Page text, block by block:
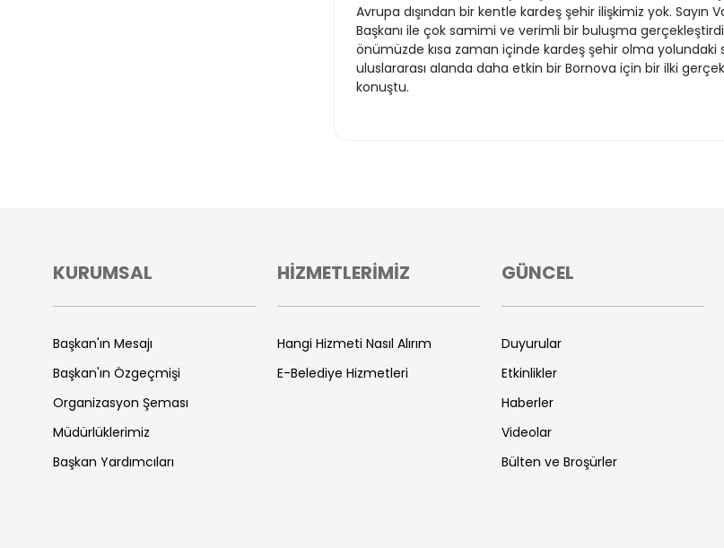
Avrupa dışından bir kentle kardeş şehir ilişkimiz yok. Sayın
Başkanı ile çok samimi ve verimli bir buluşma
önümüzde kısa zaman içinde kardeş şehir olma yolundaki
uluslararası alanda daha etkin bir Bornova için bir ilki
konuştu.
KURUMSAL
Başkan'ın Mesajı
Başkan'ın Özgeçmişi
Organizasyon Şeması
Müdürlüklerimiz
Başkan Yardımcıları
HİZMETLERİMİZ
Hangi Hizmeti Nasıl Alırım
E-Belediye Hizmetleri
GÜNCEL
Duyurular
Etkinlikler
Haberler
Videolar
Bülten ve Broşürler